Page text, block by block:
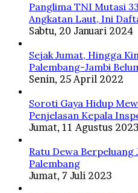
Panglima TNI Mutasi
Angkatan Laut, Ini
Sabtu, 20 Januari 2024
Sejak Jumat, Hingga
Palembang-Jambi
Senin, 25 April 2022
Soroti Gaya Hidup
Penjelasan Kepala
Jumat, 11 Agustus 2023
Ratu Dewa Berpeluang
Palembang
Jumat, 7 Juli 2023